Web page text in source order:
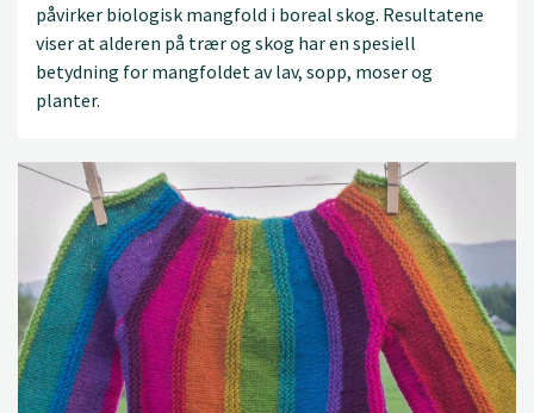
påvirker biologisk mangfold i boreal skog. Resultatene
viser at alderen på trær og skog har en spesiell
betydning for mangfoldet av lav, sopp, moser og
planter.